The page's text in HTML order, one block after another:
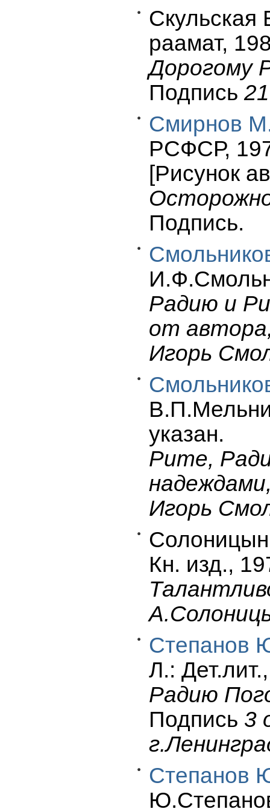
Скульская
раамат,
Дорогому
Подпись
Смирнов
РСФСР,
[Рисунок
Подпись.
Радию и
от
Игорь
указан.
Рите,
Игорь
Кн. изд.,
Степанов
Л.:
Радию
Подпись 3
Степанов